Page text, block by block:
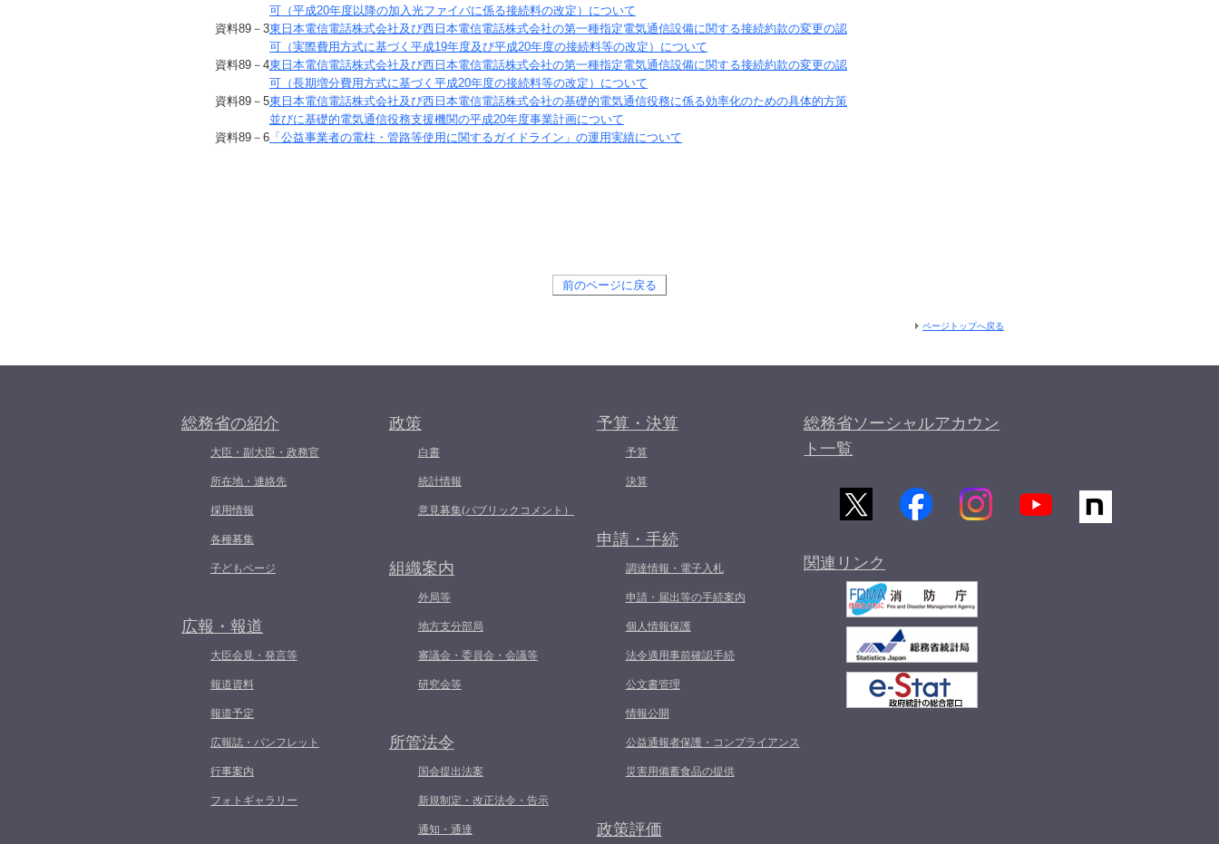
可（平成20年度以降の加入光ファイバに係る接続料の改定）について
資料89 －3東日本電信電話株式会社及び西日本電信電話株式会社の第一種指定電気通信設備に関する接続約款の変更の認
可（実際費用方式に基づく平成19年度及び平成20年度の接続料等の改定）について
資料89 －4東日本電信電話株式会社及び西日本電信電話株式会社の第一種指定電気通信設備に関する接続約款の変更の認
可（長期増分費用方式に基づく平成20年度の接続料等の改定）について
資料89 －5東日本電信電話株式会社及び西日本電信電話株式会社の基礎的電気通信役務に係る効率化のための具体的方策
並びに基礎的電気通信役務支援機関の平成20年度事業計画について
資料89 －6 「公益事業者の電柱・管路等使用に関するガイドライン」の運用実績について
前のページに戻る
ページトップへ戻る
総務省の紹介
大臣・副大臣・政務官
所在地・連絡先
採用情報
各種募集
子どもページ
広報・報道
大臣会見・発言等
報道資料
報道予定
広報誌・パンフレット
行事案内
フォトギャラリー
政策
白書
統計情報
意見募集(パブリックコメント）
組織案内
外局等
地方支分部局
審議会・委員会・会議等
研究会等
所管法令
国会提出法案
新規制定・改正法令・告示
通知・通達
予算・決算
予算
決算
申請・手続
調達情報・電子入札
申請・届出等の手続案内
個人情報保護
法令適用事前確認手続
公文書管理
情報公開
公益通報者保護・コンプライアンス
災害用備蓄食品の提供
政策評価
総務省ソーシャルアカウン
ト一覧
関連リンク